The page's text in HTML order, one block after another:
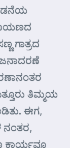
ಗಾತ್ರದ
ಜನಾದರಣೆ
ತಿಮ್ಮಯ
ಈಗ,
ಕಾರ್ಯವೂ